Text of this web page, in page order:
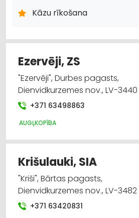
AUGĻU UN DĀRZEŅU PĀRSTRĀDE, PĀRTIKA
Kāzu rīkošana
Ezervēji, ZS
"Ezervēji", Durbes pagasts,
Dienvidkurzemes nov., LV-3440
+371 63498863
AUGĻKOPĪBA
Krišulauki, SIA
"Kriši", Bārtas pagasts,
Dienvidkurzemes nov., LV-3482
+371 63420831